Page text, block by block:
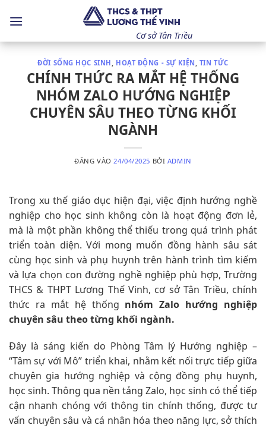
qua
Cơ sở Tân Triều
ĐỜI SỐNG HỌC SINH, HOẠT ĐỘNG - SỰ KIỆN, TIN TỨC
CHÍNH THỨC RA MẮT HỆ THỐNG
NHÓM ZALO HƯỚNG NGHIỆP
CHUYÊN SÂU THEO TỪNG KHỐI
NGÀNH
ĐĂNG VÀO 24/04/2025 BỞI ADMIN
Trong xu thế giáo dục hiện đại, việc định hướng nghề
nghiệp cho học sinh không còn là hoạt động đơn lẻ,
mà là một phần không thể thiếu trong quá trình phát
triển toàn diện. Với mong muốn đồng hành sâu sát
cùng học sinh và phụ huynh trên hành trình tìm kiếm
và lựa chọn con đường nghề nghiệp phù hợp, Trường
THCS & THPT Lương Thế Vinh, cơ sở Tân Triều, chính
thức ra mắt hệ thống nhóm Zalo hướng nghiệp
chuyên sâu theo từng khối ngành.
Đây là sáng kiến do Phòng Tâm lý Hướng nghiệp –
“Tâm sự với Mô” triển khai, nhằm kết nối trực tiếp giữa
chuyên gia hướng nghiệp và cộng đồng phụ huynh,
học sinh. Thông qua nền tảng Zalo, học sinh có thể tiếp
cận nhanh chóng với thông tin chính thống, được tư
vấn chuyên sâu và cá nhân hóa theo năng lực, sở thích